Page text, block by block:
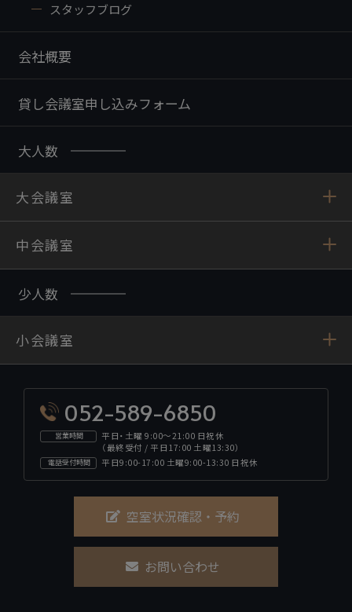
スタッフブログ
会社概要
貸し会議室申し込みフォーム
大人数
大会議室
中会議室
少人数
小会議室
052-589-6850
営業時間
平日・土曜 9:00～21:00 日祝休
（最終受付 / 平日17:00 土曜13:30）
電話受付時間 平日9:00-17:00 土曜9:00-13:30 日祝休
空室状況確認・予約
お問い合わせ